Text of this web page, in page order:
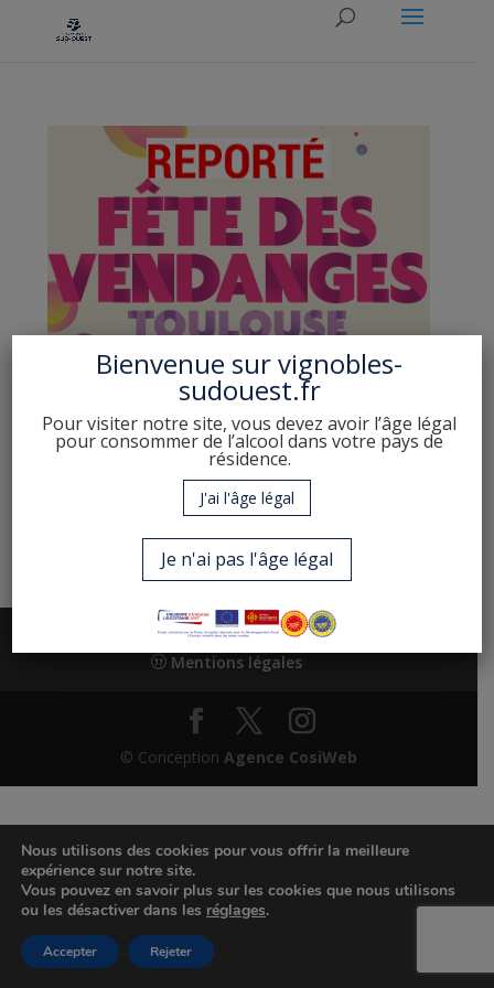
Reporté en 2024
parChristophe LOGEAIS|4 Sep 2023|Evenement
La Fête des vendanges initialement programmée les
20 & 21 octobre est donc reporté en octobre 2024.
Politique de confidentialité
Mentions légales
© Conception Agence CosiWeb
Bienvenue survignobles-
sudouest.fr
Pour visiter notre site, vous devez avoir l’âge légal
pour consommer de l’alcool dans votre pays de
résidence.
J'ai l'âge légal
Je n'ai pas l'âge légal
Nous utilisons des cookies pour vous offrir la meilleure
expérience sur notre site.
Vous pouvez en savoir plus sur les cookies que nous utilisons
ou les désactiver dans les réglages.
Accepter Rejeter